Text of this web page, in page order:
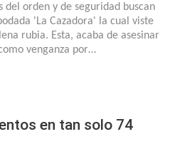
del orden y de seguridad buscan
'La Cazadora' la cual viste
rubia. Esta, acaba de asesinar
venganza por…
en tan solo 74